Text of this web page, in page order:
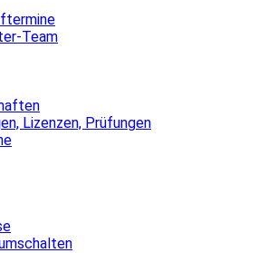
Team
Lizenzen, Prüfungen